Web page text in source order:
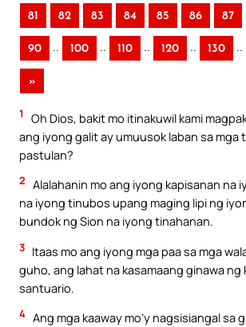
81 82 83 84 85 86 87
90 .. 100 .. 110 .. 120 .. 130 ..
»
1
Oh Dios, bakit mo itinakuwil kami
ang iyong galit ay umuusok laban sa mga
pastulan?
2 Alalahanin mo ang iyong kapisanan na
na iyong tinubos upang maging lipi ng
bundok ng Sion na iyong tinahanan.
3 Itaas mo ang iyong mga paa sa mga
guho, ang lahat na kasamaang ginawa ng
santuario.
4 Ang mga kaaway mo’y nagsisiangal sa